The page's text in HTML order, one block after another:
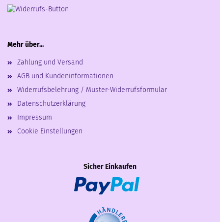
Mehr über...
Zahlung und Versand
AGB und Kundeninformationen
Widerrufsbelehrung / Muster-Widerrufsformular
Datenschutzerklärung
Impressum
Cookie Einstellungen
Sicher Einkaufen